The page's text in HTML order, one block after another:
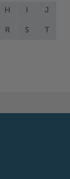
H I J
R S